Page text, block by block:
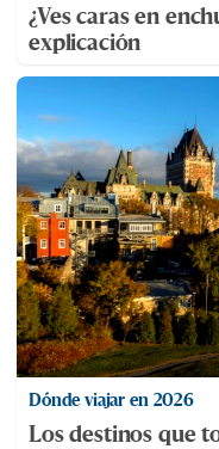
¿Ves caras en
explicación
Dónde viajar en 2026
Los destinos que